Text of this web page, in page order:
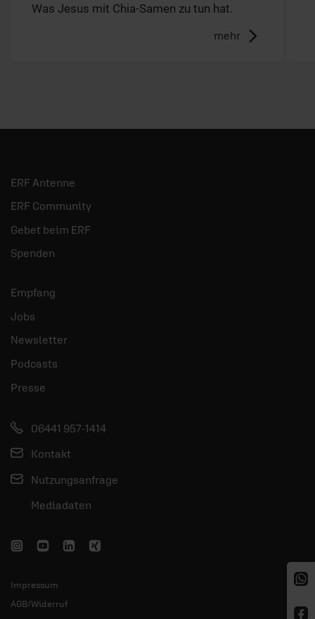
Was Jesus mit Chia-Samen zu tun hat.
mehr
ERF Antenne
ERF Community
Gebet beim ERF
Spenden
Empfang
Jobs
Newsletter
Podcasts
Presse
06441 957-1414
Kontakt
Nutzungsanfrage
Mediadaten
Impressum
AGB/Widerruf